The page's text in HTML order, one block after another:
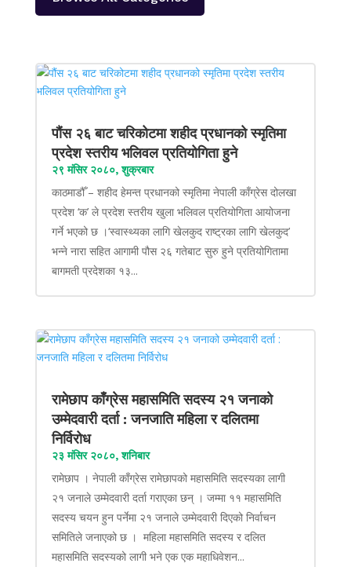
पौंस २६ बाट चरिकोटमा शहीद प्रधानको स्मृतिमा
प्रदेश स्तरीय भलिवल प्रतियोगिता हुने
२९ मंसिर २०८०, शुक्रबार
काठमाडौँ – शहीद हेमन्त प्रधानको स्मृतिमा नेपाली काँग्रेस दोलखा
प्रदेश ‘क’ ले प्रदेश स्तरीय खुला भलिवल प्रतियोगिता आयोजना
गर्ने भएको छ ।‘स्वास्थ्यका लागि खेलकुद राष्ट्रका लागि खेलकुद’
भन्ने नारा सहित आगामी पौस २६ गतेबाट सुरु हुने प्रतियोगितामा
बागमती प्रदेशका १३...
रामेछाप काँग्रेस महासमिति सदस्य २१ जनाको
उम्मेदवारी दर्ता : जनजाति महिला र दलितमा
निर्विरोध
२३ मंसिर २०८०, शनिबार
रामेछाप । नेपाली काँग्रेस रामेछापको महासमिति सदस्यका लागी
२१ जनाले उम्मेदवारी दर्ता गराएका छन् । जम्मा ११ महासमिति
सदस्य चयन हुन पर्नेमा २१ जनाले उम्मेदवारी दिएको निर्वाचन
समितिले जनाएको छ । महिला महासमिति सदस्य र दलित
महासमिति सदस्यको लागी भने एक एक महाधिवेशन...